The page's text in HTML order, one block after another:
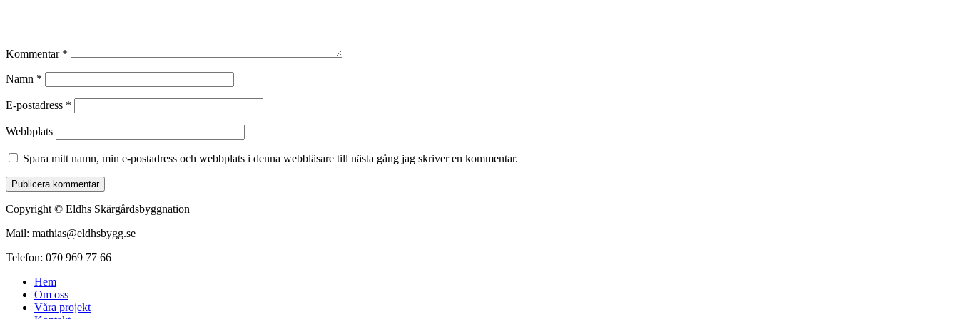
Kommentar *
Namn *
E-postadress *
Webbplats
Spara mitt namn, min e-postadress och webbplats i denna webbläsare till nästa gång jag skriver en kommentar.
Copyright © Eldhs Skärgårdsbyggnation
Mail: mathias@eldhsbygg.se
Telefon: 070 969 77 66
Hem
Om oss
Våra projekt